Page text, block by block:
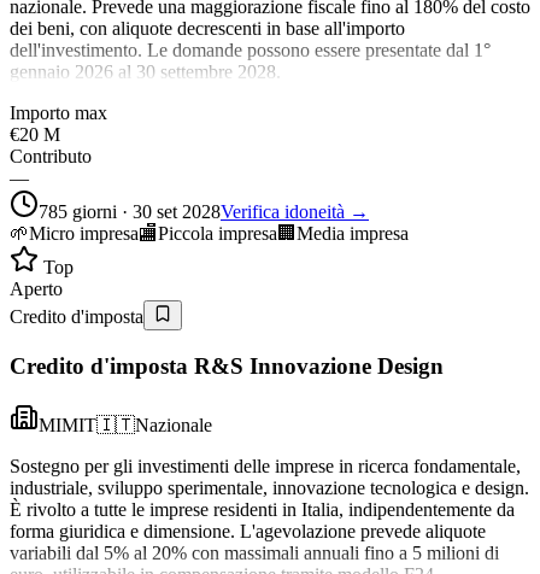
nazionale. Prevede una maggiorazione fiscale fino al 180% del costo
dei beni, con aliquote decrescenti in base all'importo
dell'investimento. Le domande possono essere presentate dal 1°
gennaio 2026 al 30 settembre 2028.
Importo max
€20 M
Contributo
—
785 giorni · 30 set 2028Verifica idoneità →
🌱Micro impresa🏬Piccola impresa 🏢 Media impresa
Top
Aperto
Credito d'imposta
Credito d'imposta R&S Innovazione Design
MIMIT🇮🇹Nazionale
Sostegno per gli investimenti delle imprese in ricerca fondamentale,
industriale, sviluppo sperimentale, innovazione tecnologica e design.
È rivolto a tutte le imprese residenti in Italia, indipendentemente da
forma giuridica e dimensione. L'agevolazione prevede aliquote
variabili dal 5% al 20% con massimali annuali fino a 5 milioni di